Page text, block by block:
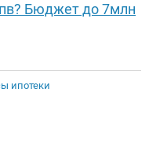
Бюджет до 7млн
ипотеки